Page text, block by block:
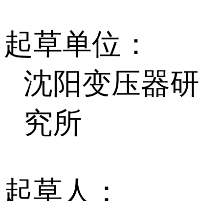
起草单位：
沈阳变压器研
究所
起草人：